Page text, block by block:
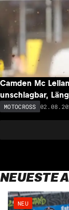
Camden Mc
unschlagbar,
MOTOCROSS
NEUESTE
NEU